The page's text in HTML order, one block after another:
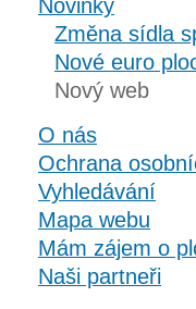
Novinky
Změna sídla
Nové euro
Nový web
O nás
Ochrana
Vyhledávání
Mapa webu
Mám zájem o
Naši partneři